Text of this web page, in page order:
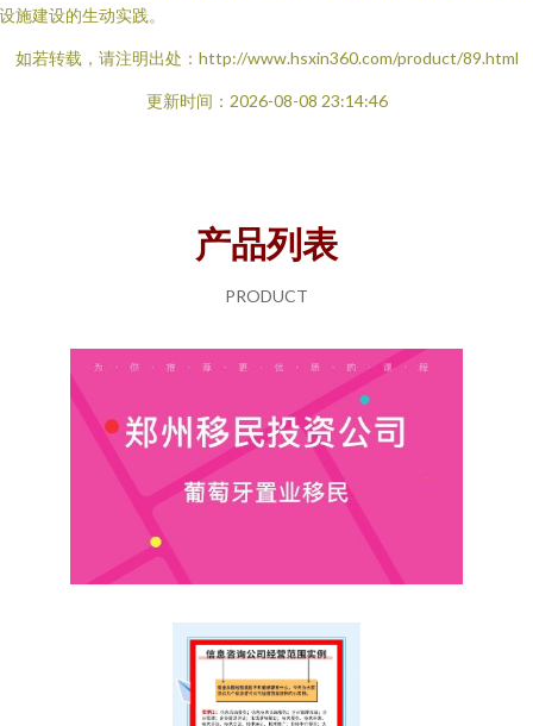
施建设的生动实践。
如若转载，请注明出处：http://www.hsxin360.com/product/89.html
更新时间：2026-08-08 23:14:46
产品列表
PRODUCT